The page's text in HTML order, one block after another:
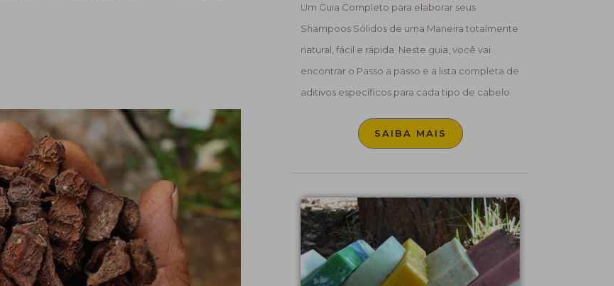
Um Guia Completo para elaborar seus
Shampoos Sólidos de uma Maneira totalmente
natural, fácil e rápida. Neste guia, você vai
encontrar o Passo a passo e a lista completa de
aditivos específicos para cada tipo de cabelo.
SAIBA MAIS